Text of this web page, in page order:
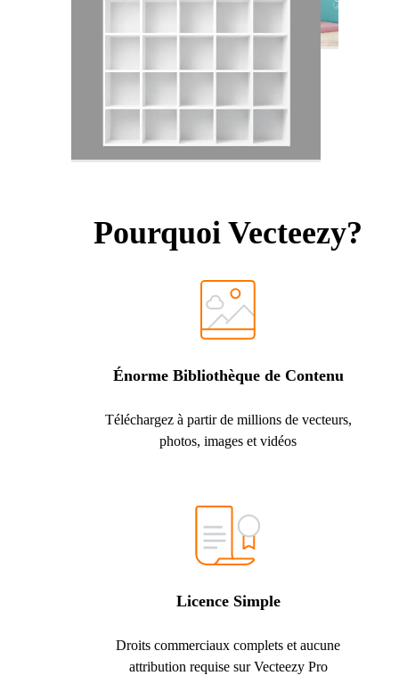
Pourquoi Vecteezy?
Énorme Bibliothèque de Contenu
Téléchargez à partir de millions de vecteurs,
photos, images et vidéos
Licence Simple
Droits commerciaux complets et aucune
attribution requise sur Vecteezy Pro